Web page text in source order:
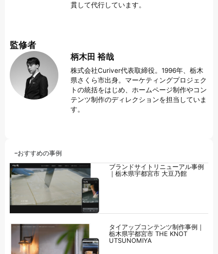
貫して代行しています。
監修者
柄木田 裕哉
株式会社Curiver代表取締役。1996年、栃木
県さくら市出身。マーケティングプロジェク
トの統括をはじめ、ホームページ制作やコン
テンツ制作のディレクションを担当していま
す。
おすすめの事例
ブランドサイトリニューアル事例
｜栃木県宇都宮市 大豆乃館
タイアップコンテンツ制作事例｜
栃木県宇都宮市 THE KNOT
UTSUNOMIYA